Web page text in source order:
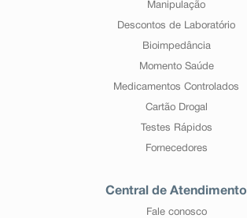
Manipulação
Descontos de Laboratório
Bioimpedância
Momento Saúde
Medicamentos Controlados
Cartão Drogal
Testes Rápidos
Fornecedores
Central de Atendimento
Fale conosco